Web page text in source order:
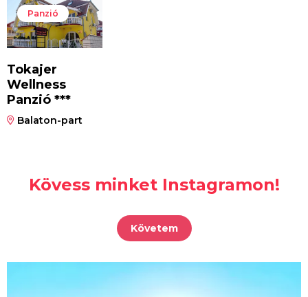
Panzió
Tokajer
Wellness
Panzió ***
Balaton-part
Kövess minket Instagramon!
Követem